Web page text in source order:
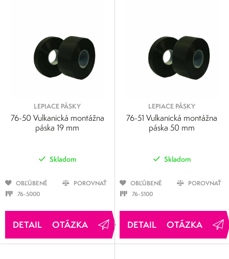
LEPIACE PÁSKY
76-50 Vulkanická montážna
páska 19 mm
Skladom
OBĽÚBENÉ
POROVNAŤ
76-5000
OTÁZKA
LEPIACE PÁSKY
76-51 Vulkanická montážna
páska 50 mm
Skladom
OBĽÚBENÉ
POROVNAŤ
76-5100
OTÁZKA